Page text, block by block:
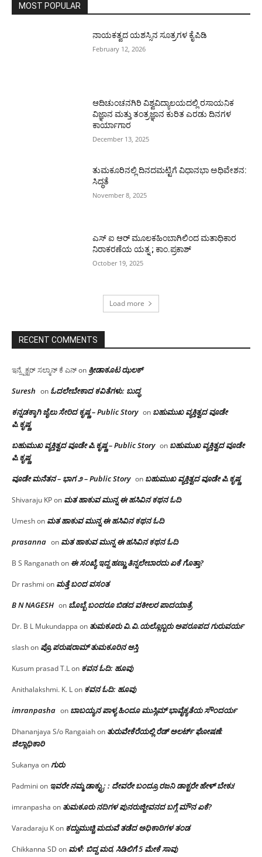
MOST POPULAR
ನಾಯಕತ್ವದ ಯಶಸ್ಸಿನ ಸೂತ್ರಗಳ ಕೈಪಿಡಿ
February 12, 2026
ಆದಿಚುಂಚನಗಿರಿ ವಿಶ್ವವಿದ್ಯಾಲಯದಲ್ಲಿ ರಸಾಯನಿಕ
ವಿಜ್ಞಾನ ಮತ್ತು ತಂತ್ರಜ್ಞಾನ ಕುರಿತ ಎರಡು ದಿನಗಳ
ಕಾರ್ಯಾಗಾರ
December 13, 2025
ತುಮಕೂರಿನಲ್ಲಿ ದಿನದಮಟ್ಟಿಗೆ ವಿಧಾನಭಾ ಅಧಿವೇಶನ:
ಸಿದ್ಧತೆ
November 8, 2025
ಎಸ್ ಐ ಆರ್ ಮೂಲಕಹಿಂಬಾಗಿಲಿಂದ ಮತಾಧಿಕಾರ
ನಿರಾಕರಣೆಯ ಯತ್ನ ; ಕಾಂ.ಪ್ರಕಾಶ್
October 19, 2025
Load more
RECENT COMMENTS
ಇನ್ಸ್ಪೆಕ್ಟರ್ ಸಲ್ಮಾನ್ ಕೆ ಎನ್on ಕ್ರೀಡಾಕೂಟ ಝಲಕ್
Suresh on ಓದಲೇಬೇಕಾದ‌ ಕವಿತೆಗಳು: ಬುದ್ಧ
ಕನ್ನಡಕ್ಕಾಗಿ ಜೈಲು ಸೇರಿದ ಕೃಷ್ಣ – Public Story on ಬಹುಮುಖ ವ್ಯಕ್ತಿತ್ವದ ವೂಡೇ
ಪಿ.ಕೃಷ್ಣ
ಬಹುಮುಖ ವ್ಯಕ್ತಿತ್ವದ ವೂಡೇ ಪಿ.ಕೃಷ್ಣ – Public Story on ಬಹುಮುಖ ವ್ಯಕ್ತಿತ್ವದ ವೂಡೇ
ಪಿ.ಕೃಷ್ಣ
ವೂಡೇ ಮನೆತನ – ಭಾಗ ೨ – Public Story on ಬಹುಮುಖ ವ್ಯಕ್ತಿತ್ವದ ವೂಡೇ ಪಿ.ಕೃಷ್ಣ
Shivaraju KPon ಮತ ಹಾಕುವ ಮುನ್ನ ಈ ಹಸಿವಿನ ಕಥನ ಓದಿ
Umeshon ಮತ ಹಾಕುವ ಮುನ್ನ ಈ ಹಸಿವಿನ ಕಥನ ಓದಿ
prasanna on ಮತ ಹಾಕುವ ಮುನ್ನ ಈ ಹಸಿವಿನ ಕಥನ ಓದಿ
B S Ranganathon ಈ ಸಂಖ್ಯೆ ಇದ್ದ ಹಣ್ಣು ತಿನ್ನಲೇಬಾರದು ಏಕೆ ಗೊತ್ತಾ?
Dr rashmi on ಮತ್ತೆ ಬಂದ ವಸಂತ
B N NAGESH on ಬೊಬ್ಬೆ ಬಂದರೂ ಬಿಡದ ವಕೀಲರ ಪಾದಯಾತ್ರೆ
Dr. B L Mukundappa on ತುಮಕೂರು‌ ವಿ.ವಿ.ಯಲ್ಲೊಬ್ಬರು ಅಪರೂಪದ ಗುರುವರ್ಯ
slashon ಪ್ರೊ.ಪರುಷರಾಮ್ ತುಮಕೂರಿನ ಆಸ್ತಿ
Kusum prasad T.Lon ಕವನ ಓದಿ: ಹೂವು
Anithalakshmi. K. Lon ಕವನ ಓದಿ: ಹೂವು
imranpasha on ಬಾಬಯ್ಯನ ಪಾಳ್ಯ ಹಿಂದೂ ಮುಸ್ಲಿಮ್ ಭಾವೈಕ್ಯತೆಯ ಸೌಂದರ್ಯ
Dhananjaya S/o Rangaiahon ತುರುವೇಕೆರೆಯಲ್ಲಿ ರೆಡ್ ಅಲರ್ಟ್ ಘೋಷಣೆ:
ಜಿಲ್ಲಾಧಿಕಾರಿ
Sukanya on ಗುರು
Padmini on ಇವರೇ ನಮ್ಮ ಡಾಕ್ಟ್ರು; : ದೇವರೇ ಬಂದ್ರೂ ರಜನಿ ಡಾಕ್ಟರೇ ಹೇಳ್ ಬೇಕು!
imranpasha on ತುಮಕೂರು ನದಿಗಳ ಪುನರುಜ್ಜೀವನದ ಬಗ್ಗೆ ಮೌನ ಏಕೆ?
Varadaraju Kon ಕದ್ದುಮುಚ್ಚಿ ಮದುವೆ ತಡೆದ ಅಧಿಕಾರಿಗಳ ತಂಡ
Chikkanna SD on ಮಳೆ: ಬಿದ್ದ ಮರ, ಸಿಡಿಲಿಗೆ 5 ಮೇಕೆ ಸಾವು